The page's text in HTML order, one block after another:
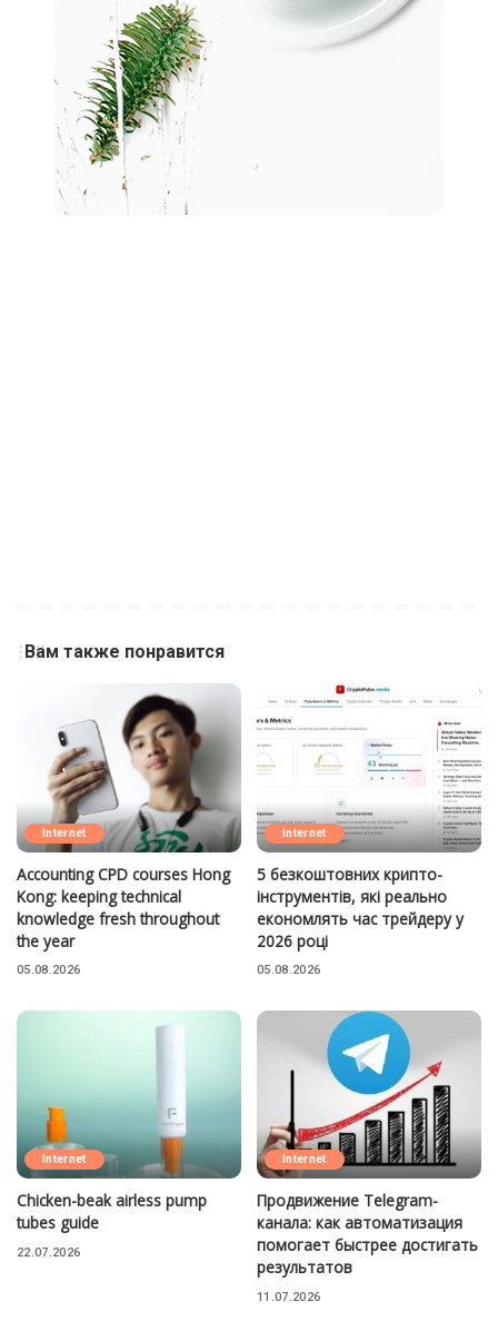
Вам также понравится
Internet
Accounting CPD courses Hong
Kong: keeping technical
knowledge fresh throughout
the year
05.08.2026
Internet
5 безкоштовних крипто-
інструментів, які реально
економлять час трейдеру у
2026 році
05.08.2026
Internet
Chicken-beak airless pump
tubes guide
22.07.2026
Internet
Продвижение Telegram-
канала: как автоматизация
помогает быстрее достигать
результатов
11.07.2026